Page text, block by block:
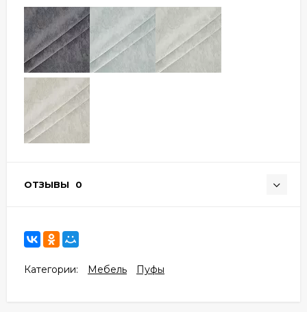
ОТЗЫВЫ 0
Категории: Мебель Пуфы